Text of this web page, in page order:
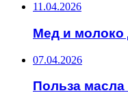
11.04.2026
Мед и молоко
07.04.2026
Польза масла